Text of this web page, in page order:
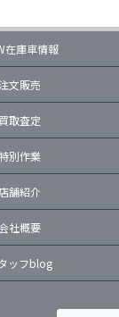
在庫車情報
注文販売
買取査定
特別作業
店舗紹介
社概要
ッフblog